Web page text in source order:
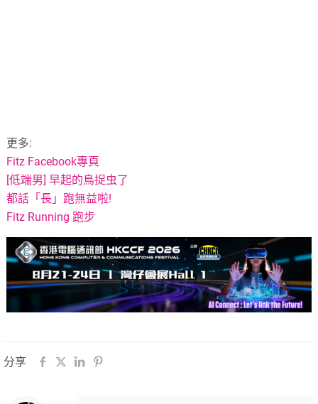
更多:
Fitz Facebook專頁
[低端男] 早起的鳥捉虫了
都話「長」跑無益啦!
Fitz Running 跑步
分享